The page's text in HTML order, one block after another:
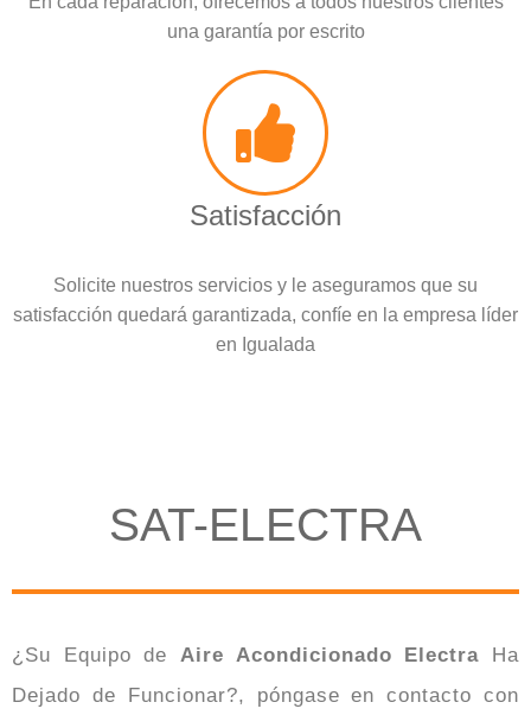
una garantía por escrito
Satisfacción
Solicite nuestros servicios y le aseguramos que su
satisfacción quedará garantizada, confíe en la empresa líder
en Igualada
SAT-ELECTRA
¿Su Equipo de Aire Acondicionado Electra Ha
Dejado de Funcionar?, póngase en contacto con